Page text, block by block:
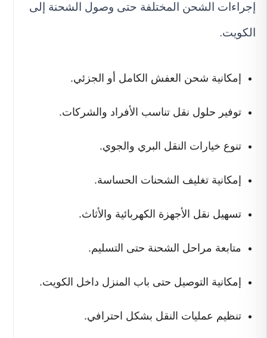
إجراءات الشحن المختلفة حتى وصول الشحنة إلى
الكويت.
إمكانية شحن العفش الكامل أو الجزئي.
توفير حلول نقل تناسب الأفراد والشركات.
تنوع خيارات النقل البري والجوي.
إمكانية تغليف الشحنات الحساسة.
تسهيل نقل الأجهزة الكهربائية والأثاث.
متابعة مراحل الشحنة حتى التسليم.
إمكانية التوصيل حتى باب المنزل داخل الكويت.
تنظيم عمليات النقل بشكل احترافي.